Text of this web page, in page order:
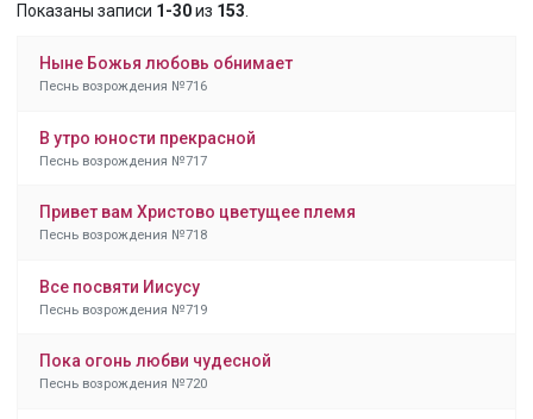
Показаны записи 1-30из 153
Ныне Божья любовь обнимает
Песнь возрождения №716
В утро юности прекрасной
Песнь возрождения №717
Привет вам Христово цветущее племя
Песнь возрождения №718
Все посвяти Иисусу
Песнь возрождения №719
Пока огонь любви чудесной
Песнь возрождения №720